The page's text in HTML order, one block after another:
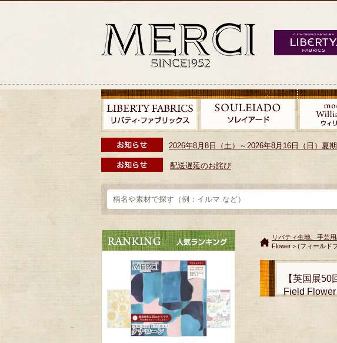
2026年8月8日（土）～2026年8月16日（日）夏
配送遅延のお詫び
リバティ生地、手芸
Flower＞(フィールド
【英国展
Field